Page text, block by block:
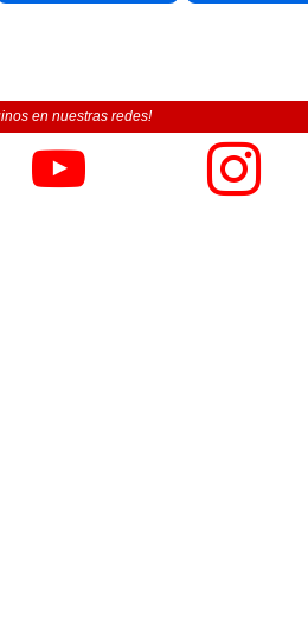
en nuestras redes!